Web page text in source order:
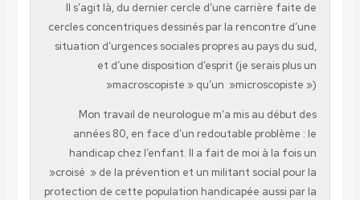
Il s’agit là, du dernier cercle d’une carrière faite de
cercles concentriques dessinés par la rencontre d’une
situation d’urgences sociales propres au pays du sud,
et d’une disposition d’esprit (je serais plus un
»macroscopiste » qu’un »microscopiste »)
Mon travail de neurologue m’a mis au début des
années 80, en face d’un redoutable problème : le
handicap chez l’enfant. Il a fait de moi à la fois un
»croisé » de la prévention et un militant social pour la
protection de cette population handicapée aussi par la